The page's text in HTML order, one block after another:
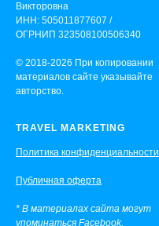
Викторовна
ИНН: 505011877607 /
ОГРНИП 323508100506340
© 2018-2026 При копировании
материалов сайте указывайте
авторство.
TRAVEL MARKETING
Политика конфиденциальности
Публичная оферта
* В материалах сайта могут
упоминаться Facebook,